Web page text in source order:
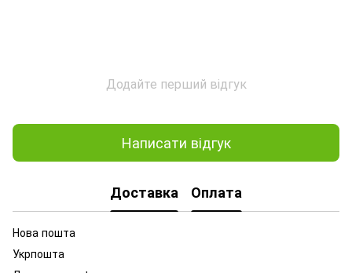
Додайте перший відгук
Написати відгук
Доставка Оплата
Нова пошта
Укрпошта